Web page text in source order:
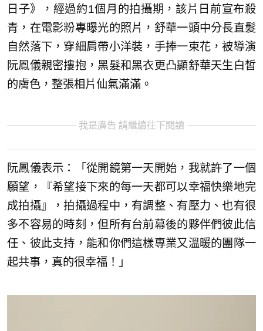
日子》，經過約1個月的拍攝期，該片日前宣布殺
青，在電影粉專曝光的照片，舒華一頭中分長直髮
自然落下，穿細肩帶小洋裝，手捧一束花，被導演
阮鳳儀親密摟抱，黑髮和黑衣更凸顯舒華天生白皙
的膚色，整張相片仙氣滿滿。
我是廣告 請繼續往下閱讀
阮鳳儀表示：「從開鏡第一天開始，我就許了一個
願望，『希望接下來的每一天都可以幸福快樂地完
成拍攝』，拍攝過程中，有調整、有壓力、也有很
多不容易的時刻，但所有台前幕後的夥伴們彼此信
任、彼此支持，能和你們這樣專業又溫暖的團隊一
起共事，真的很幸福！」